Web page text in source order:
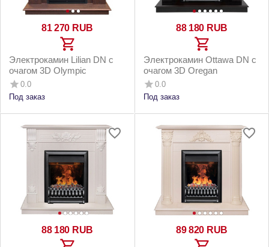
81 270 RUB
Электрокамин Lilian DN с
очагом 3D Olympic
0.0
Под заказ
88 180 RUB
Электрокамин Ottawa DN с
очагом 3D Oregan
0.0
Под заказ
88 180 RUB 89 820 RUB